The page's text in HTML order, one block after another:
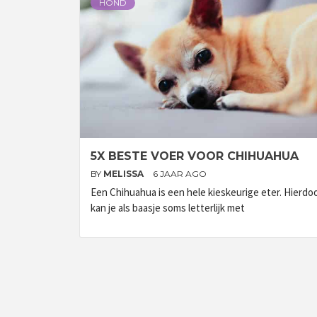
HOND
5X BESTE VOER VOOR CHIHUAHUA
BY MELISSA 6 JAAR AGO
Een Chihuahua is een hele kieskeurige eter.
kan je als baasje soms letterlijk met